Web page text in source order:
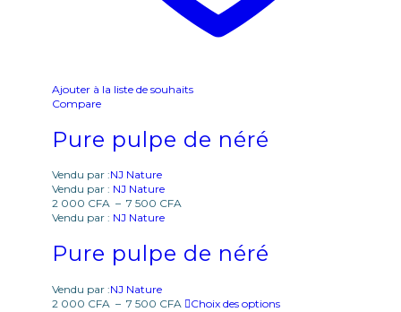
Ajouter à la liste de souhaits
Compare
Pure pulpe de néré
Vendu par :NJ Nature
Vendu par : NJ Nature
2 000 CFA – 7 500 CFA
Vendu par : NJ Nature
Pure pulpe de néré
Vendu par :NJ Nature
2 000 CFA – 7 500 CFA Choix des options